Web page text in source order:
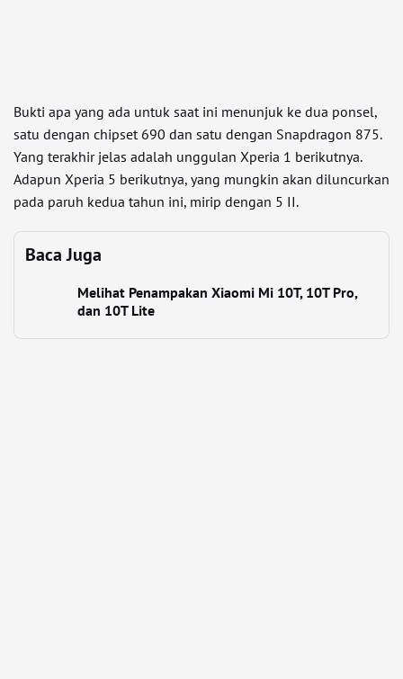
Bukti apa yang ada untuk saat ini menunjuk ke dua ponsel,
satu dengan chipset 690 dan satu dengan Snapdragon 875.
Yang terakhir jelas adalah unggulan Xperia 1 berikutnya.
Adapun Xperia 5 berikutnya, yang mungkin akan diluncurkan
pada paruh kedua tahun ini, mirip dengan 5 II.
Baca Juga
Melihat Penampakan Xiaomi Mi 10T, 10T Pro,
dan 10T Lite